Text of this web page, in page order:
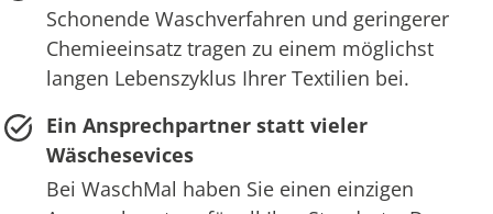
Schonende Waschverfahren und geringerer
Chemieeinsatz tragen zu einem möglichst
langen Lebenszyklus Ihrer Textilien bei.
Ein Ansprechpartner statt vieler
Wäschesevices
Bei WaschMal haben Sie einen einzigen